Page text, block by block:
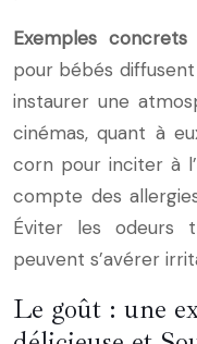
Exemples concrets
pour bébés
instaurer une
cinémas, quant à
corn pour inciter à
compte des
Éviter les odeurs
peuvent s’avérer
Le goût : une